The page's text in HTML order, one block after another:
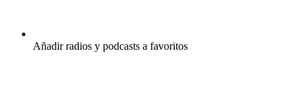
Añadir radios y podcasts a favoritos